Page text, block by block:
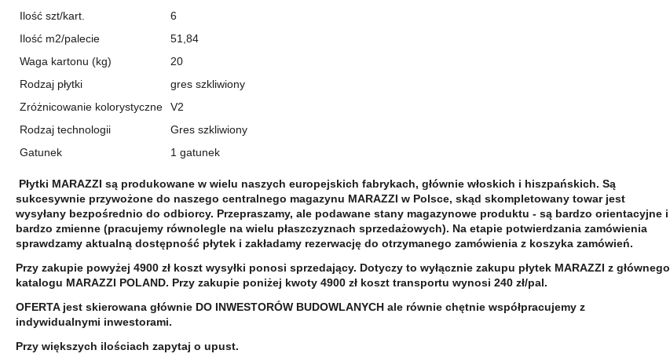
Ilość szt/kart.
6
Ilość m2/palecie
51,84
Waga kartonu (kg)
20
Rodzaj płytki
gres szkliwiony
Zróżnicowanie kolorystyczne
V2
Rodzaj technologii
Gres szkliwiony
Gatunek
1 gatunek
Płytki MARAZZI są produkowane w wielu naszych europejskich fabrykach, głównie włoskich i hiszpańskich. Są
sukcesywnie przywożone do naszego centralnego magazynu MARAZZI w Polsce, skąd skompletowany towar jest
wysyłany bezpośrednio do odbiorcy. Przepraszamy, ale podawane stany magazynowe produktu - są bardzo orientacyjne i
bardzo zmienne (pracujemy równolegle na wielu płaszczyznach sprzedażowych). Na etapie potwierdzania zamówienia
sprawdzamy aktualną dostępność płytek i zakładamy rezerwację do otrzymanego zamówienia z koszyka zamówień.
Przy zakupie powyżej 4900 zł koszt wysyłki ponosi sprzedający. Dotyczy to wyłącznie zakupu płytek MARAZZI z głównego
katalogu MARAZZI POLAND. Przy zakupie poniżej kwoty 4900 zł koszt transportu wynosi 240 zł/pal.
OFERTA jest skierowana głównie DO INWESTORÓW BUDOWLANYCH ale równie chętnie współpracujemy z
indywidualnymi inwestorami.
Przy większych ilościach zapytaj o upust.